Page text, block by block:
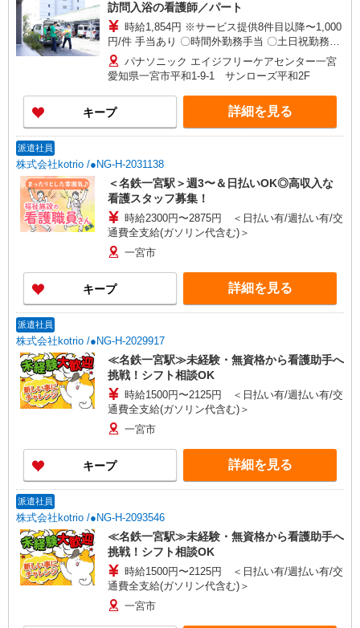
訪問入浴の看護師／パート
時給1,854円 ※サービス提供8件目以降〜1,000
円/件 手当あり 〇時間外勤務手当 〇土日祝勤務手
当 〇無事故無違反表彰金 〇年末年始勤務手当
パナソニック エイジフリーケアセンター一宮
愛知県一宮市平和1-9-1 サンローズ平和2F
キープ 詳細を見る
派遣社員
株式会社kotrio /●NG-H-2031138
＜名鉄一宮駅＞週3〜＆日払いOK◎高収入な
看護スタッフ募集！
時給2300円〜2875円 ＜日払い有/週払い有/交
通費全支給(ガソリン代含む)＞
一宮市
キープ 詳細を見る
派遣社員
株式会社kotrio /●NG-H-2029917
≪名鉄一宮駅≫未経験・無資格から看護助手へ
挑戦！シフト相談OK
時給1500円〜2125円 ＜日払い有/週払い有/交
通費全支給(ガソリン代含む)＞
一宮市
キープ 詳細を見る
派遣社員
株式会社kotrio /●NG-H-2093546
≪名鉄一宮駅≫未経験・無資格から看護助手へ
挑戦！シフト相談OK
時給1500円〜2125円 ＜日払い有/週払い有/交
通費全支給(ガソリン代含む)＞
一宮市